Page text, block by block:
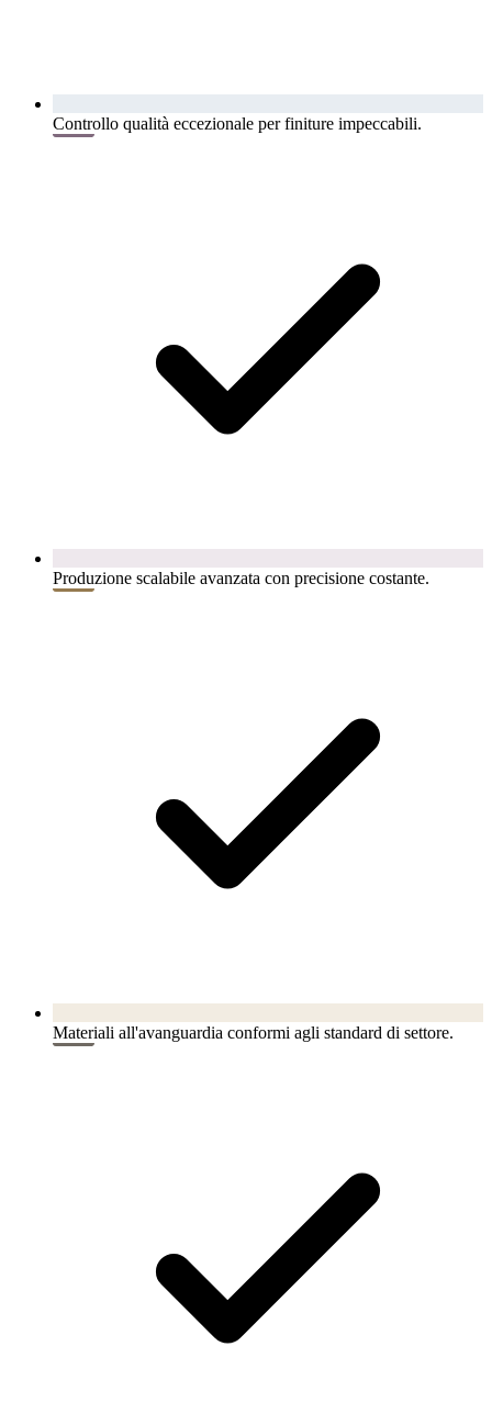
Controllo qualità eccezionale per finiture impeccabili.
Produzione scalabile avanzata con precisione costante.
Materiali all'avanguardia conformi agli standard di settore.